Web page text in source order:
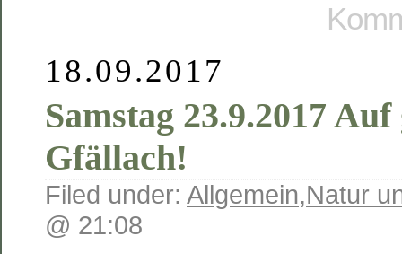
18.09.2017
Samstag 23.9.2017 Auf
Gfällach!
Filed under: Allgemein,Natur
@ 21:08